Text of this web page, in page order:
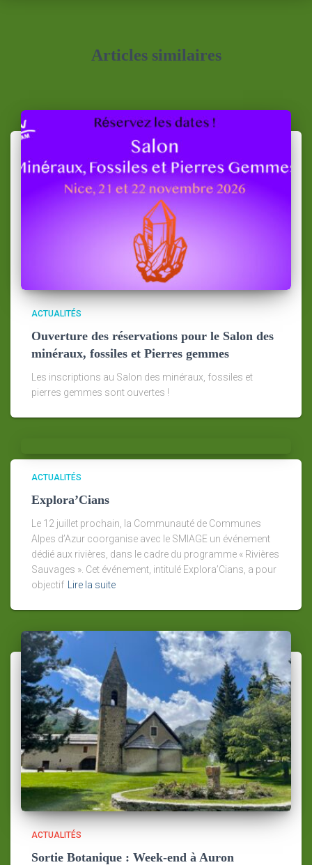
Articles similaires
ACTUALITÉS
Ouverture des réservations pour le Salon des
minéraux, fossiles et Pierres gemmes
Les inscriptions au Salon des minéraux, fossiles et
pierres gemmes sont ouvertes !
ACTUALITÉS
Explora’Cians
Le 12 juillet prochain, la Communauté de Communes
Alpes d’Azur coorganise avec le SMIAGE un événement
dédié aux rivières, dans le cadre du programme « Rivières
Sauvages ». Cet événement, intitulé Explora’Cians, a pour
objectif Lire la suite
ACTUALITÉS
Sortie Botanique : Week-end à Auron